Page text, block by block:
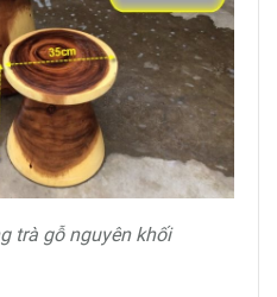
trà gỗ nguyên khối